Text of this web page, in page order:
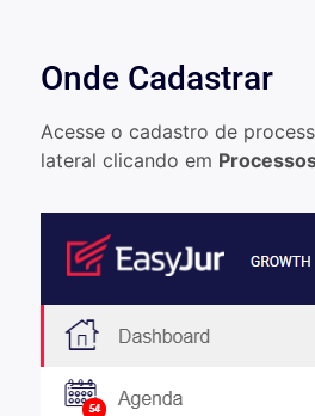
Onde Cadastrar
Acesse o cadastro de
lateral clicando em